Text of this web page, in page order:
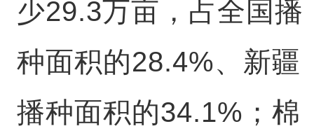
少29.3万亩，占全国播
种面积的28.4%、新疆
播种面积的34.1%；棉